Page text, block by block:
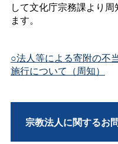
して文化庁宗務課より
ます。
○法人等による寄附の不
施行について（周知）
宗教法人に関するお